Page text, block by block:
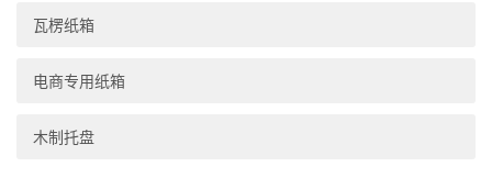
瓦楞纸箱
电商专用纸箱
木制托盘